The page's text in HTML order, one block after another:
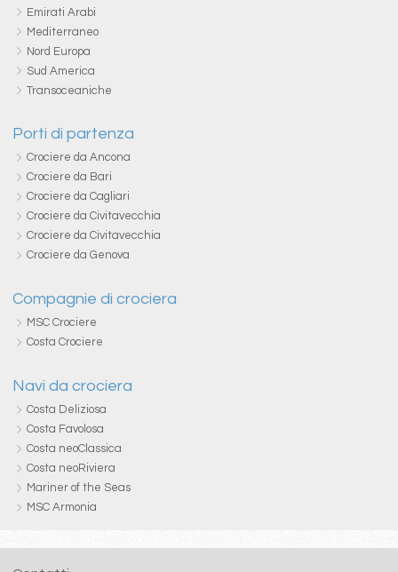
Emirati Arabi
Mediterraneo
Nord Europa
Sud America
Transoceaniche
Porti di partenza
Crociere da Ancona
Crociere da Bari
Crociere da Cagliari
Crociere da Civitavecchia
Crociere da Civitavecchia
Crociere da Genova
Compagnie di crociera
MSC Crociere
Costa Crociere
Navi da crociera
Costa Deliziosa
Costa Favolosa
Costa neoClassica
Costa neoRiviera
Mariner of the Seas
MSC Armonia